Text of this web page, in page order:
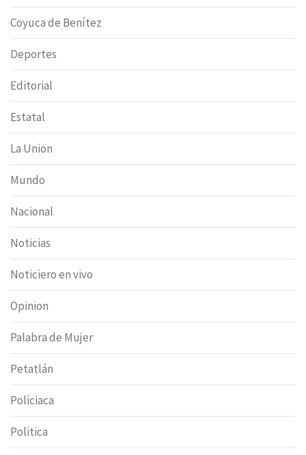
Coyuca de Benítez
Deportes
Editorial
Estatal
La Union
Mundo
Nacional
Noticias
Noticiero en vivo
Opinion
Palabra de Mujer
Petatlán
Policiaca
Politica